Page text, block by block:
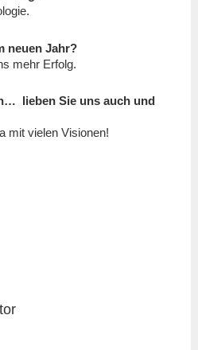
neuen Jahr?
mehr Erfolg.
lieben Sie uns auch und
mit vielen Visionen!